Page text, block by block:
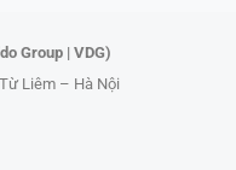
Group | VDG)
Liêm – Hà Nội